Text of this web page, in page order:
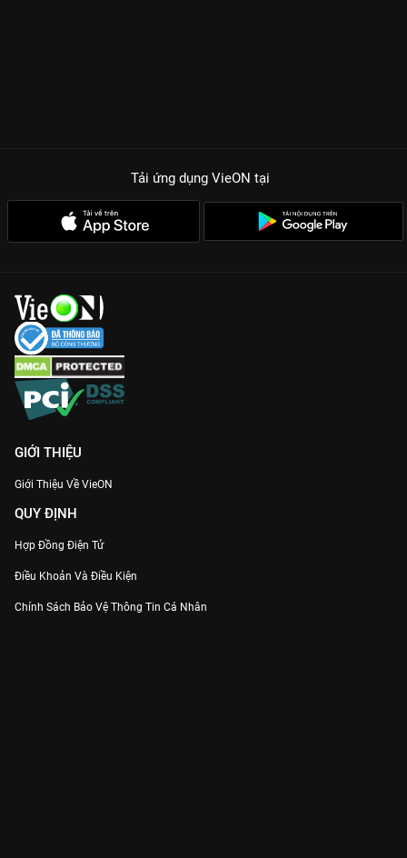
Tải ứng dụng VieON tại
GIỚI THIỆU
Giới Thiệu Về VieON
QUY ĐỊNH
Hợp Đồng Điện Tử
Điều Khoản Và Điều Kiện
Chính Sách Bảo Vệ Thông Tin Cá Nhân